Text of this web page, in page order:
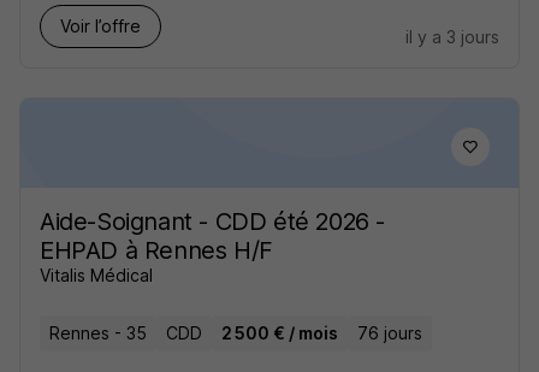
Voir l’offre
il y a 3 jours
Aide-Soignant - CDD été 2026 -
EHPAD à Rennes H/F
Vitalis Médical
Rennes - 35 CDD 2 500 € / mois 76 jours